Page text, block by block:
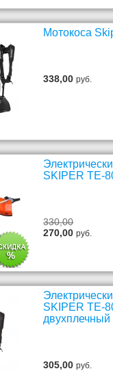
Мотокоса
338,00руб.
SKIPER TE-
330,00
270,00руб.
SKIPER TE-
двухплечный
305,00руб.